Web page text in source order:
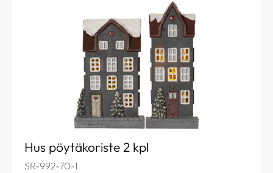
Hus pöytäkoriste 2 kpl
SR-992-70-1